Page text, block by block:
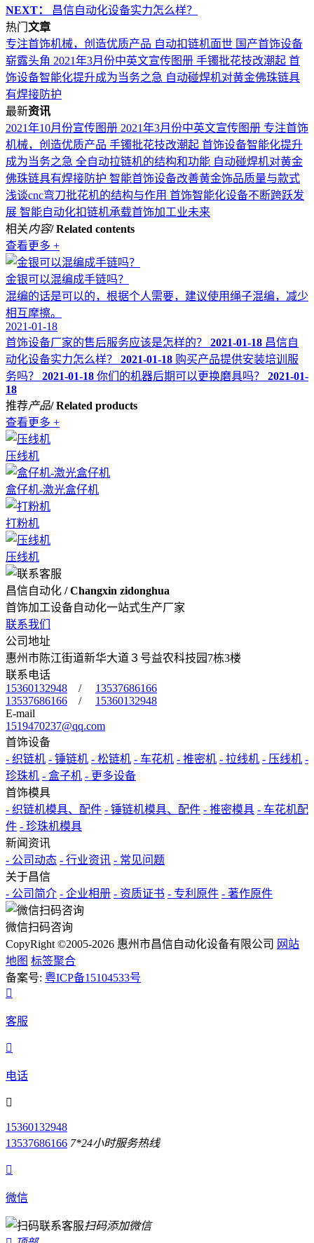
NEXT：
昌信自动化设备实力怎么样？
热门 文章
专注首饰机械，创造优质产品 自动扣链机面世 国产首饰设备
崭露头角 2021年3月份中英文宣传图册 手镯批花技改潮起 首
饰设备智能化提升成为当务之急 自动碰焊机对黄金佛珠链具
有焊接防护
最新资讯
2021年10月份宣传图册 2021年3月份中英文宣传图册 专注首饰
机械，创造优质产品 手镯批花技改潮起 首饰设备智能化提升
成为当务之急 全自动拉链机的结构和功能 自动碰焊机对黄金
佛珠链具有焊接防护 智能首饰设备改善黄金饰品质量与款式
浅谈cnc弯刀批花机的结构与作用 首饰智能化设备不断跨跃发
展 智能自动化扣链机承载首饰加工业未来
相关内容/ Related contents
查看更多 +
金银可以混编成手链吗？
混编的话是可以的，根据个人需要，建议使用绳子混编，减少
相互摩擦。
2021-01-18
首饰设备厂家的售后服务应该是怎样的？
2021-01-18 昌信自
动化设备实力怎么样？
2021-01-18 购买产品提供安装培训服
务吗？
2021-01-18 你们的机器后期可以更换磨具吗？
2021-01-
18
推荐产品/ Related products
查看更多 +
压线机
盒仔机-激光盒仔机
打粉机
压线机
昌信自动化 / Changxin zidonghua
首饰加工设备自动化一站式生产厂家
联系我们
公司地址
惠州市陈江街道新华大道３号益农科技园7栋3楼
联系电话
15360132948 / 13537686166
13537686166 / 15360132948
E-mail
1519470237@qq.com
首饰设备
- 织链机 - 锤链机 - 松链机 - 车花机 - 推密机 - 拉线机 - 压线机 -
珍珠机 - 盒子机 - 更多设备
首饰模具
- 织链机模具、配件 - 锤链机模具、配件 - 推密模具 - 车花机配
件 - 珍珠机模具
新闻资讯
- 公司动态 - 行业资讯 - 常见问题
关于昌信
- 公司简介 - 企业相册 - 资质证书 - 专利原件 - 著作原件
微信扫码咨询
CopyRight ©2005-2026 惠州市昌信自动化设备有限公司 网站
地图 标签聚合
备案号: 粤ICP备15104533号

客服

电话

15360132948
13537686166 7*24小时服务热线

微信
扫码添加微信